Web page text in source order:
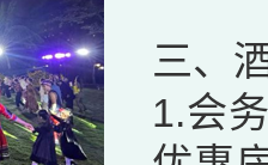
三、
1.会